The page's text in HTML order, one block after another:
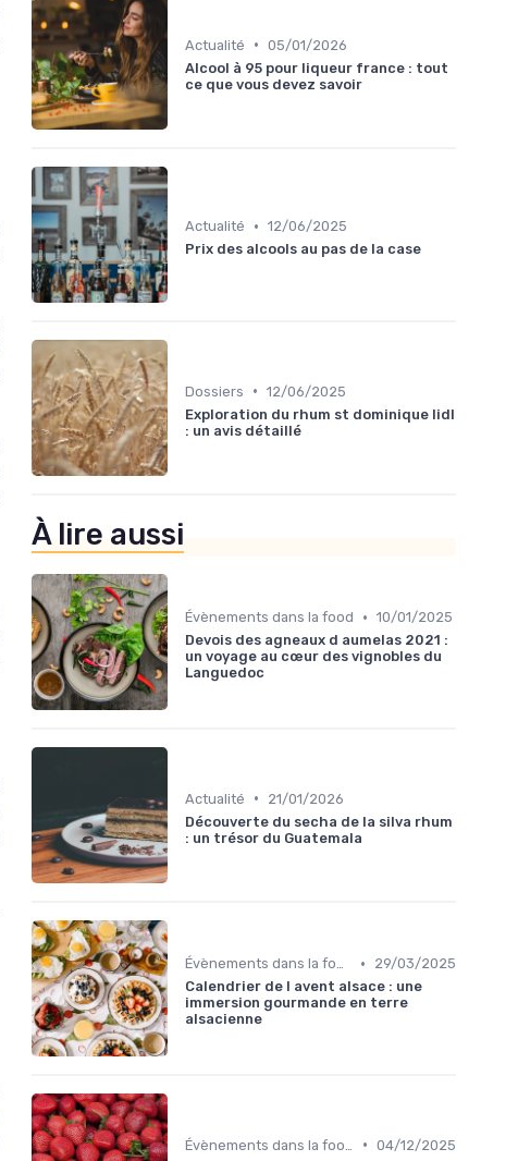
Actualité • 05/01/2026
Alcool à 95 pour liqueur france : tout
ce que vous devez savoir
Actualité • 12/06/2025
Prix des alcools au pas de la case
Dossiers • 12/06/2025
Exploration du rhum st dominique lidl
: un avis détaillé
À lire aussi
Évènements dans la food • 10/01/2025
Devois des agneaux d aumelas 2021 :
un voyage au cœur des vignobles du
Languedoc
Actualité •
21/01/2026
Découverte du secha de la silva rhum
: un trésor du Guatemala
Évènements dans la food •
29/03/2025
Calendrier de l avent alsace : une
immersion gourmande en terre
alsacienne
• 04/12/2025